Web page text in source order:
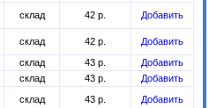
склад 42 р. Добавить
склад 42 р.
Добавить
склад 43 р.
Добавить
склад 43 р.
Добавить
склад 43 р.
Добавить